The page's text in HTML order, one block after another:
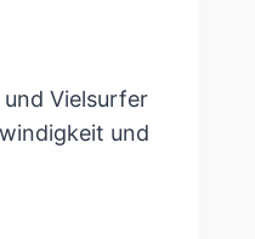
Vielsurfer
und